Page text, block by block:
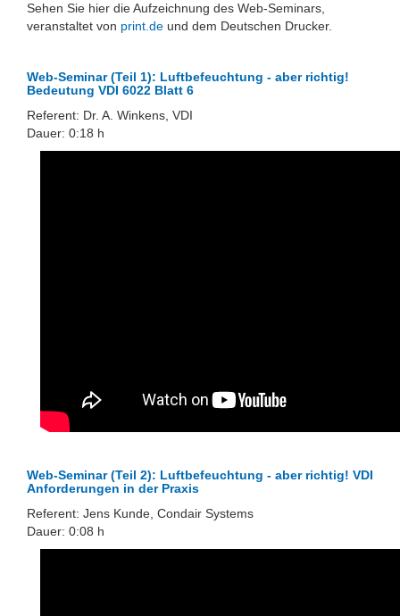
Sehen Sie hier die Aufzeichnung des Web-Seminars,
veranstaltet von print.de und dem Deutschen Drucker.
Web-Seminar (Teil 1): Luftbefeuchtung - aber richtig!
Bedeutung VDI 6022 Blatt 6
Referent: Dr. A. Winkens, VDI
Dauer: 0:18 h
Web-Seminar (Teil 2): Luftbefeuchtung - aber richtig! VDI
Anforderungen in der Praxis
Referent: Jens Kunde, Condair Systems
Dauer: 0:08 h